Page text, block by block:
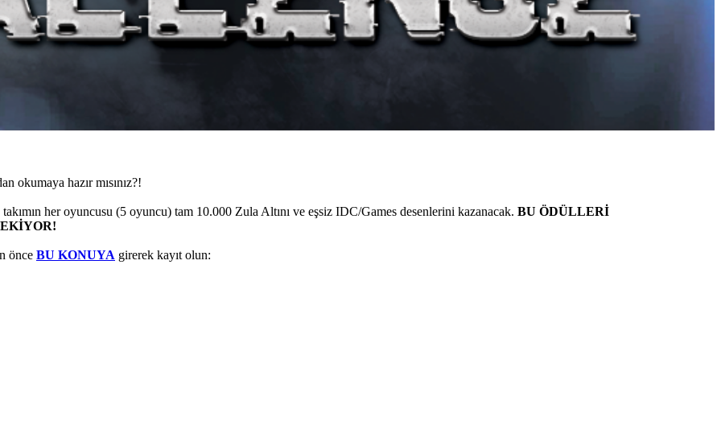
okumaya hazır mısınız?!
her oyuncusu (5 oyuncu) tam 10.000 Zula Altını ve eşsiz IDC/Games desenlerini kazanacak. BU ÖDÜLLERİ
önce BU KONUYA girerek kayıt olun: